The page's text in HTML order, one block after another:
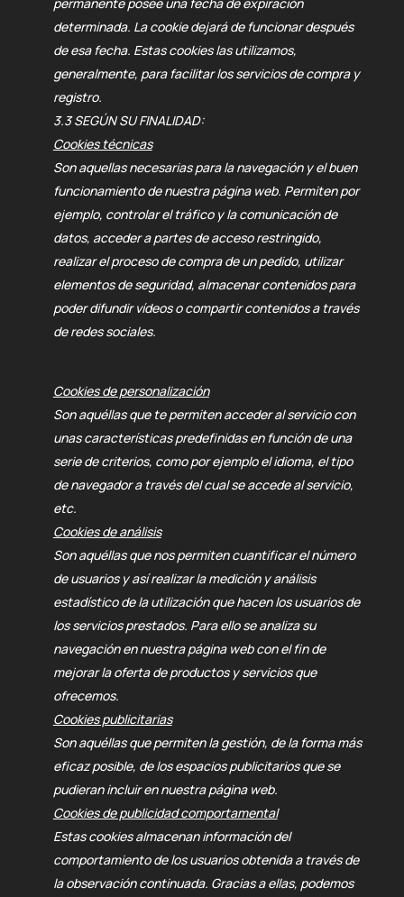
determinada. Lacookie dejará de funcionar después
de esa fecha. Estas cookies las utilizamos,
generalmente, para facilitar los servicios de compra y
registro.
3.3 SEGÚN SU FINALIDAD:
Cookies técnicas
Son aquellas necesarias para la navegación y el buen
funcionamiento de nuestra página web. Permiten por
ejemplo, controlar el tráfico y la comunicación de
datos, acceder a partes de acceso restringido,
realizar el proceso de compra de un pedido, utilizar
elementos de seguridad, almacenar contenidos para
poder difundir vídeos o compartir contenidos a través
de redes sociales.
Cookies de personalización
Son aquéllas que te permiten acceder al servicio con
unas características predefinidas en función de una
serie de criterios, como por ejemplo el idioma, el tipo
de navegador a través del cual se accede al servicio,
etc.
Cookies de análisis
Son aquéllas que nos permiten cuantificar el número
de usuarios y así realizar la medición y análisis
estadístico de la utilización que hacen los usuarios de
los servicios prestados. Para ello se analiza su
navegación en nuestra página web con el fin de
mejorar la oferta de productos y servicios que
ofrecemos.
Cookies publicitarias
Son aquéllas que permiten la gestión, de la forma más
eficaz posible, de los espacios publicitarios que se
pudieran incluir en nuestra página web.
Cookies de publicidad comportamental
Estas cookies almacenan información del
comportamiento de los usuarios obtenida a través de
la observación continuada. Gracias a ellas, podemos